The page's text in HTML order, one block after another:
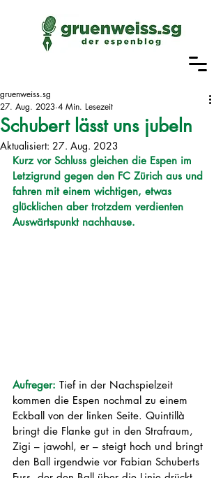
Schubert lässt uns jubeln
gruenweiss.sg
27. Aug. 2023 4 Min. Lesezeit
Aktualisiert: 27. Aug. 2023
Kurz vor Schluss gleichen die Espen im
Letzigrund gegen den FC Zürich aus und
fahren mit einem wichtigen, etwas
glücklichen aber trotzdem verdienten
Auswärtspunkt nachhause.
Aufreger: Tief in der Nachspielzeit
kommen die Espen nochmal zu einem
Eckball von der linken Seite. Quintillà
bringt die Flanke gut in den Strafraum,
Zigi – jawohl, er – steigt hoch und bringt
den Ball irgendwie vor Fabian Schuberts